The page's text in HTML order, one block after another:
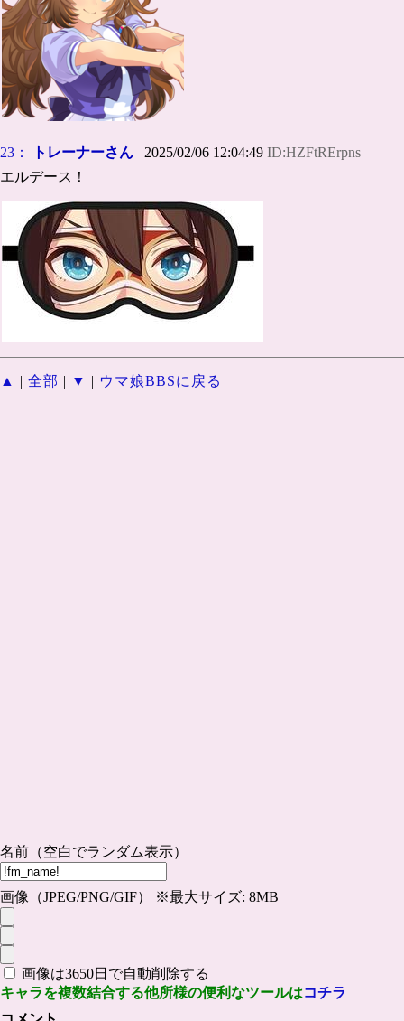
23： トレーナーさん 2025/02/06 12:04:49 ID:HZFtRErpns
エルデース！
▲ | 全部 | ▼ | ウマ娘BBSに戻る
名前（空白でランダム表示）
画像（JPEG/PNG/GIF） ※最大サイズ: 8MB
画像は3650日で自動削除する
キャラを複数結合する他所様の便利なツールはコチラ